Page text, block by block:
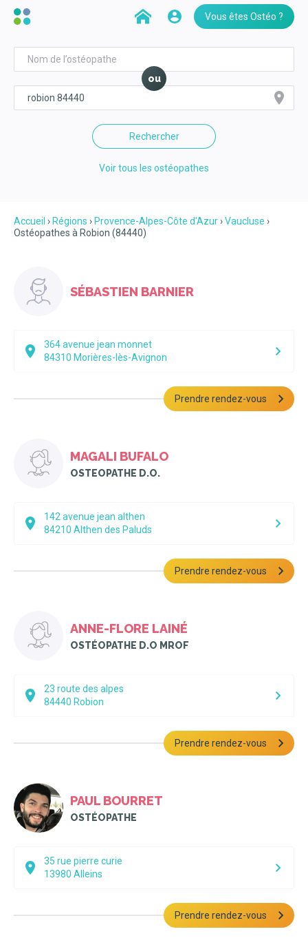
Vous êtes Ostéo ?
ou
Rechercher
Voir tous les ostéopathes
Accueil Régions Provence-Alpes-Côte d'Azur
Vaucluse
Ostéopathes à Robion (84440)
SÉBASTIEN BARNIER
364 avenue jean monnet
84310 Morières-lès-Avignon
Prendre rendez-vous
MAGALI BUFALO
OSTEOPATHE D.O.
142 avenue jean althen
84210 Althen des Paluds
Prendre rendez-vous
ANNE-FLORE LAINÉ
OSTÉOPATHE D.O MROF
23 route des alpes
84440 Robion
Prendre rendez-vous
PAUL BOURRET
OSTÉOPATHE
35 rue pierre curie
13980 Alleins
Prendre rendez-vous